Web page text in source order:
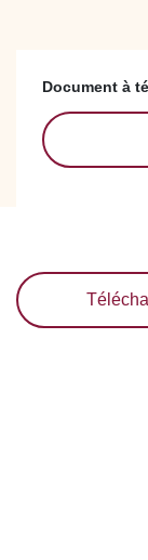
Document à